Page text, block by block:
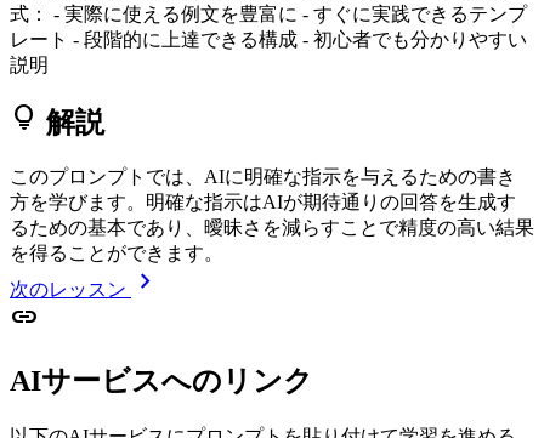
式： - 実際に使える例文を豊富に - すぐに実践できるテンプ
レート - 段階的に上達できる構成 - 初心者でも分かりやすい
説明
lightbulb 解説
このプロンプトでは、AIに明確な指示を与えるための書き
方を学びます。明確な指示はAIが期待通りの回答を生成す
るための基本であり、曖昧さを減らすことで精度の高い結果
を得ることができます。
次のレッスン
chevron_right
link
AIサービスへのリンク